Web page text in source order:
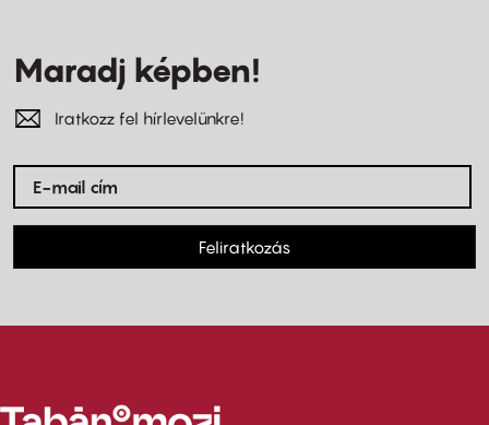
Maradj képben!
Iratkozz fel hírlevelünkre!
Feliratkozás